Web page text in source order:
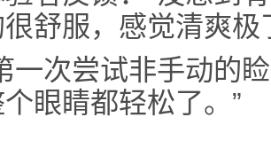
舒服，感觉清爽极
次尝试非手动的睑
眼睛都轻松了。”